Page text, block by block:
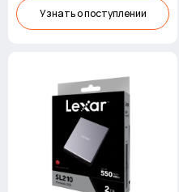
Узнать о поступлении